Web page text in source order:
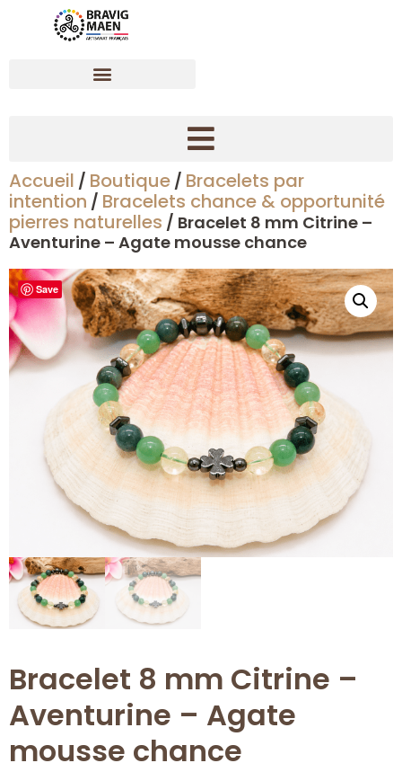
Accueil / Boutique / Bracelets par
intention / Bracelets chance & opportunité
pierres naturelles / Bracelet 8 mm Citrine –
Aventurine – Agate mousse chance
Save
Bracelet 8 mm Citrine –
Aventurine – Agate
mousse chance